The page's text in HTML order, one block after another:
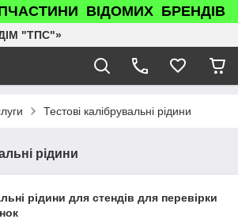
ВІДОМИХ БРЕНДІВ
"ТПС"»
Тестові калібрувальні рідини
рідини
рідини для стендів для перевірки